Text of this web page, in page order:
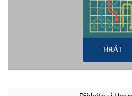
HRÁT